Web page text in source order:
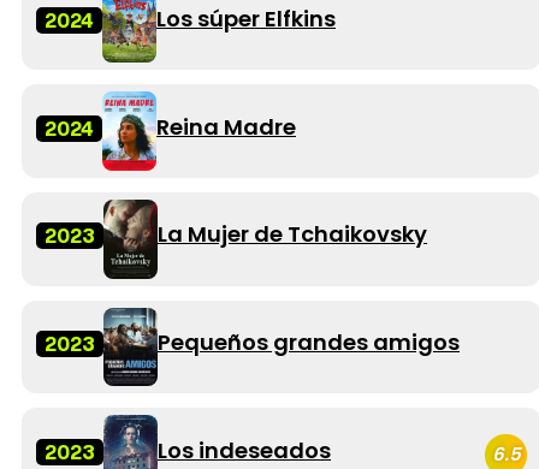
2024 Los súper Elfkins
2024 Reina Madre
2023 La Mujer de Tchaikovsky
2023 Pequeños grandes amigos
2023 Los indeseados 6.5